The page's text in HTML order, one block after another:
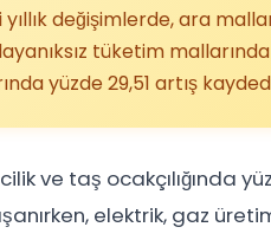
değişimlerde, ara
tüketim
yüzde 29,51 artış
ve taş ocakçılığında
elektrik, gaz